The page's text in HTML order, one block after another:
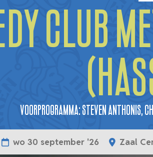
Club
Voorprogramma: Steven Anthonis,
wo 30 september '26 Zaal